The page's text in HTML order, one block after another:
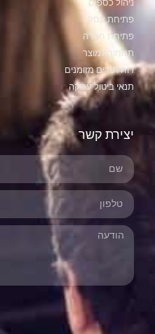
ניהול כספים
פתיחת עסק
פתיחת חברה
תמחור למוצר
דוח תזרים מזומנים
תנאי ביטול עסקה
יצירת קשר